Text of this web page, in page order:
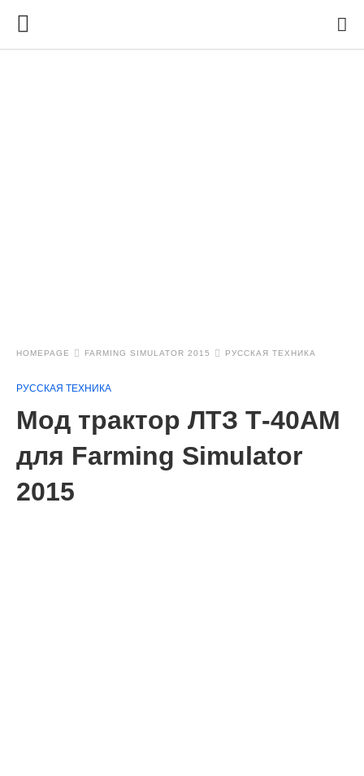
HOMEPAGE FARMING SIMULATOR 2015 РУССКАЯ ТЕХНИКА
РУССКАЯ ТЕХНИКА
Мод трактор ЛТЗ Т-40АМ
для Farming Simulator
2015